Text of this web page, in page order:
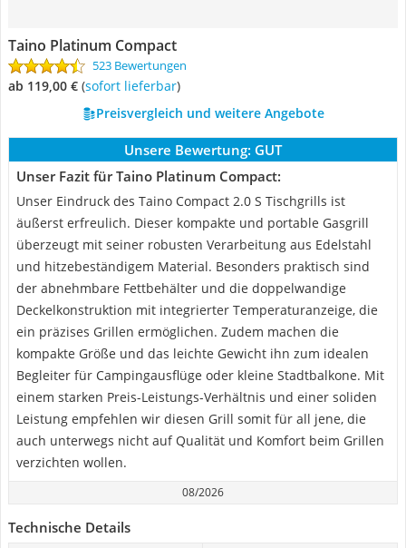
Taino Platinum Compact
523 Bewertungen
ab 119,00 € ( Sofort lieferbar)
Preisvergleich und weitere Angebote
Unsere Bewertung: GUT
Unser Fazit für Taino Platinum Compact:
Unser Eindruck des Taino Compact 2.0 S Tischgrills ist
äußerst erfreulich. Dieser kompakte und portable Gasgrill
überzeugt mit seiner robusten Verarbeitung aus Edelstahl
und hitzebeständigem Material. Besonders praktisch sind
der abnehmbare Fettbehälter und die doppelwandige
Deckelkonstruktion mit integrierter Temperaturanzeige, die
ein präzises Grillen ermöglichen. Zudem machen die
kompakte Größe und das leichte Gewicht ihn zum idealen
Begleiter für Campingausflüge oder kleine Stadtbalkone. Mit
einem starken Preis-Leistungs-Verhältnis und einer soliden
Leistung empfehlen wir diesen Grill somit für all jene, die
auch unterwegs nicht auf Qualität und Komfort beim Grillen
verzichten wollen.
08/2026
Technische Details